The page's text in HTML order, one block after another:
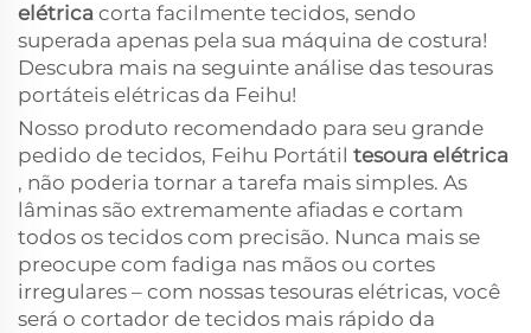
elétrica corta facilmente tecidos, sendo
superada apenas pela sua máquina de costura!
Descubra mais na seguinte análise das tesouras
portáteis elétricas da Feihu!
Nosso produto recomendado para seu grande
pedido de tecidos, Feihu Portátil tesoura elétrica
, não poderia tornar a tarefa mais simples. As
lâminas são extremamente afiadas e cortam
todos os tecidos com precisão. Nunca mais se
preocupe com fadiga nas mãos ou cortes
irregulares – com nossas tesouras elétricas, você
será o cortador de tecidos mais rápido da